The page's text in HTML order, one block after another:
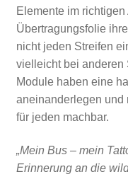
Elemente im
Übertragungsfolie
nicht jeden Streifen
vielleicht bei anderen
Module haben eine
aneinanderlegen und
für jeden machbar.
„Mein Bus – mein
Erinnerung an die